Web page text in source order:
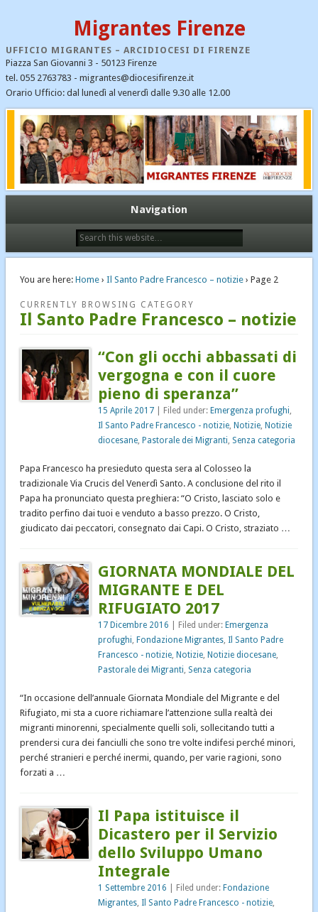
Migrantes Firenze
UFFICIO MIGRANTES – ARCIDIOCESI DI FIRENZE
Piazza San Giovanni 3 - 50123 Firenze
tel. 055 2763783 - migrantes@diocesifirenze.it
Orario Ufficio: dal lunedì al venerdì dalle 9.30 alle 12.00
CATEGORIE
Cristiani nel mondo
Dialogo interreligioso
Emergenza profughi
Fondazione Migrantes
Links
Notizie diocesane
Pastorale dei Migranti
Senza categoria
Navigation
You are here: Home› Il Santo Padre Francesco – notizie› Page 2
CURRENTLY BROWSING CATEGORY
Il Santo Padre Francesco – notizie
“Con gli occhi abbassati di
vergogna e con il cuore
pieno di speranza”
15 Aprile 2017 | Filed under:Emergenza profughi
Il Santo Padre Francesco - notizie ,Notizie ,Notizie
diocesane ,Pastorale dei Migranti Senza categoria
Papa Francesco ha presieduto questa sera al Colosseo la
tradizionale Via Crucis del Venerdì Santo. A conclusione del rito il
Papa ha pronunciato questa preghiera: “O Cristo, lasciato solo e
tradito perfino dai tuoi e venduto a basso prezzo. O Cristo,
giudicato dai peccatori, consegnato dai Capi. O Cristo, straziato …
GIORNATA MONDIALE DEL
MIGRANTE E DEL
RIFUGIATO 2017
17 Dicembre 2016 | Filed under:Emergenza
profughi ,Fondazione Migrantes Il Santo Padre
Francesco - notizie ,Notizie ,Notizie diocesane
Pastorale dei Migranti Senza categoria
“In occasione dell’annuale Giornata Mondiale del Migrante e del
Rifugiato, mi sta a cuore richiamare l’attenzione sulla realtà dei
migranti minorenni, specialmente quelli soli, sollecitando tutti a
prendersi cura dei fanciulli che sono tre volte indifesi perché minori,
perché stranieri e perché inermi, quando, per varie ragioni, sono
forzati a …
Il Papa istituisce il
Dicastero per il Servizio
dello Sviluppo Umano
Integrale
1 Settembre 2016 | Filed under:Fondazione
Migrantes Il Santo Padre Francesco - notizie